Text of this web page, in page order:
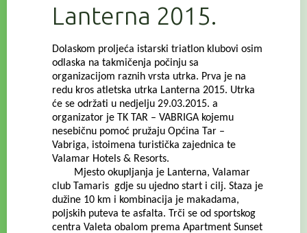
Lanterna 2015.
Dolaskom proljeća istarski triatlon klubovi osim
odlaska na takmičenja počinju sa
organizacijom raznih vrsta utrka. Prva je na
redu kros atletska utrka Lanterna 2015. Utrka
će se održati u nedjelju 29.03.2015. a
organizator je TK TAR – VABRIGA kojemu
nesebičnu pomoć pružaju Općina Tar –
Vabriga, istoimena turistička zajednica te
Valamar Hotels & Resorts.
Mjesto okupljanja je Lanterna, Valamar
club Tamaris gdje su ujedno start i cilj. Staza je
dužine 10 km i kombinacija je makadama,
poljskih puteva te asfalta. Trči se od sportskog
centra Valeta obalom prema Apartment Sunset